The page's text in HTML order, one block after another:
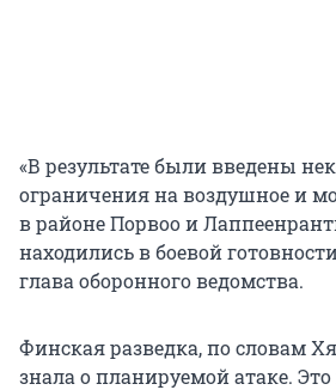
«В результате были введены
ограничения на воздушное и
в районе Порвоо и
находились в боевой
глава оборонного ведомства.
Финская разведка, по словам
знала о планируемой атаке.